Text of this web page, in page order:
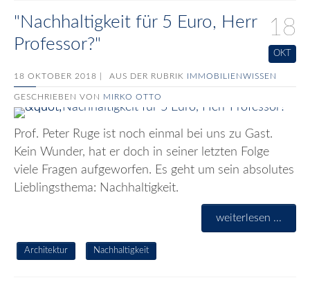
18
OKT
"Nachhaltigkeit für 5 Euro, Herr
Professor?"
18 OKTOBER 2018 | AUS DER RUBRIK IMMOBILIENWISSEN
GESCHRIEBEN VON MIRKO OTTO
Prof. Peter Ruge ist noch einmal bei uns zu Gast.
Kein Wunder, hat er doch in seiner letzten Folge
viele Fragen aufgeworfen. Es geht um sein absolutes
Lieblingsthema: Nachhaltigkeit.
weiterlesen ...
Architektur Nachhaltigkeit